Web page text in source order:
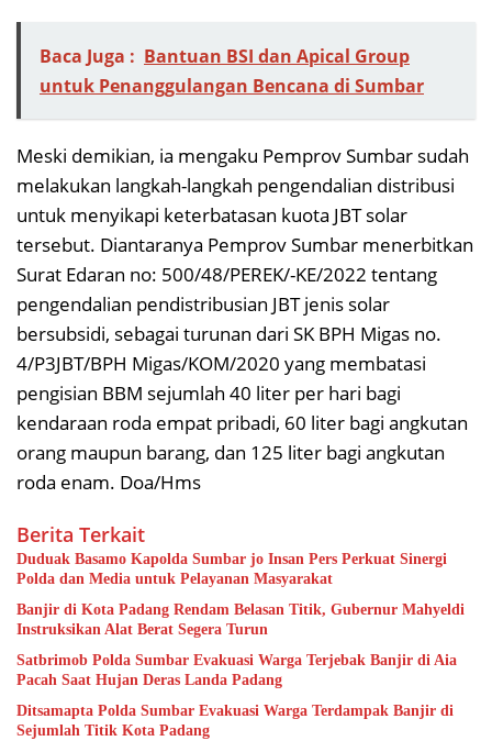
Baca Juga : Bantuan BSI dan Apical Group
untuk Penanggulangan Bencana di Sumbar
Meski demikian, ia mengaku Pemprov Sumbar sudah
melakukan langkah-langkah pengendalian distribusi
untuk menyikapi keterbatasan kuota JBT solar
tersebut. Diantaranya Pemprov Sumbar menerbitkan
Surat Edaran no: 500/48/PEREK/-KE/2022 tentang
pengendalian pendistribusian JBT jenis solar
bersubsidi, sebagai turunan dari SK BPH Migas no.
4/P3JBT/BPH Migas/KOM/2020 yang membatasi
pengisian BBM sejumlah 40 liter per hari bagi
kendaraan roda empat pribadi, 60 liter bagi angkutan
orang maupun barang, dan 125 liter bagi angkutan
roda enam. Doa/Hms
Berita Terkait
Duduak Basamo Kapolda Sumbar jo Insan Pers Perkuat Sinergi
Polda dan Media untuk Pelayanan Masyarakat
Banjir di Kota Padang Rendam Belasan Titik, Gubernur Mahyeldi
Instruksikan Alat Berat Segera Turun
Satbrimob Polda Sumbar Evakuasi Warga Terjebak Banjir di Aia
Pacah Saat Hujan Deras Landa Padang
Ditsamapta Polda Sumbar Evakuasi Warga Terdampak Banjir di
Sejumlah Titik Kota Padang